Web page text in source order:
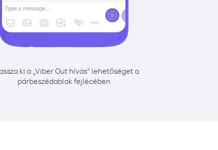
ki a „Viber Out hívás” lehetőséget a
párbeszédablak fejlécében